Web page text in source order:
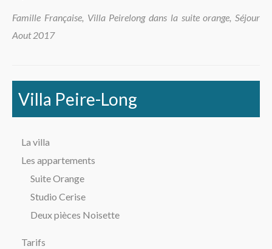
Famille Française, Villa Peirelong dans la suite orange, Séjour
Aout 2017
Villa Peire-Long
La villa
Les appartements
Suite Orange
Studio Cerise
Deux pièces Noisette
Tarifs